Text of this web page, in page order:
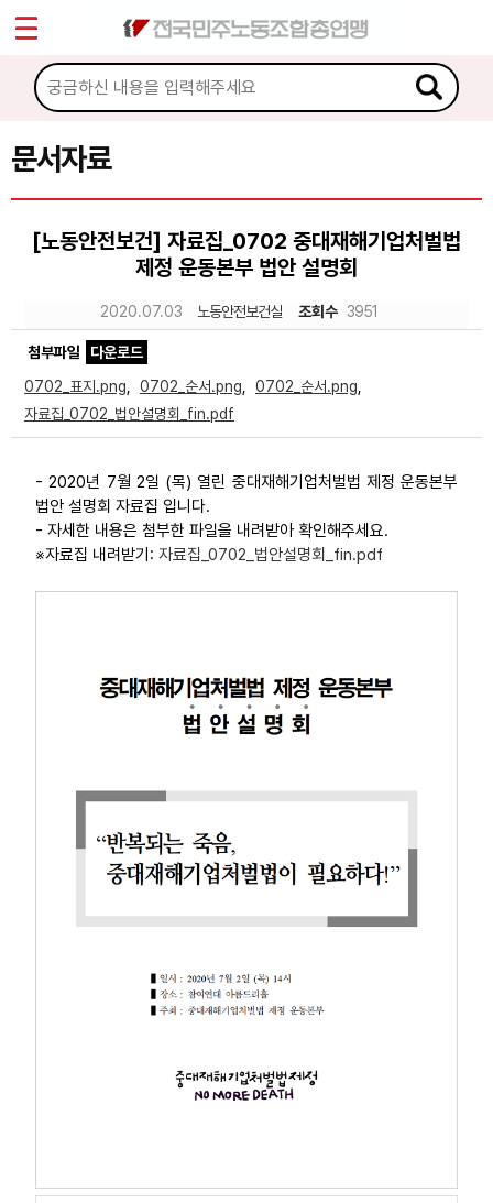
문서자료
[노동안전보건] 자료집_0702 중대재해기업처벌법
제정 운동본부 법안 설명회
2020.07.03 노동안전보건실 조회수 3951
첨부파일
다운로드
0702_표지.png
0702_순서.png 0702_순서.png
자료집_0702_법안설명회_fin.pdf
- 2020년 7월 2일 (목) 열린 중대재해기업처벌법 제정 운동본부
법안 설명회 자료집 입니다.
- 자세한 내용은 첨부한 파일을 내려받아 확인해주세요.
※자료집 내려받기: 자료집_0702_법안설명회_fin.pdf
마이페이지
소개
소식
문서자료
이미지자료
미디어자료
부설기관
업무
Sketchbook5, 스케치북5
Sketchbook5, 스케치북5